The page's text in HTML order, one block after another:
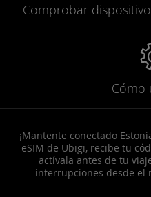
Comprobar
Cómo
¡Mantente conectado
eSIM de Ubigi, recibe tu
actívala antes de tu
interrupciones desde el